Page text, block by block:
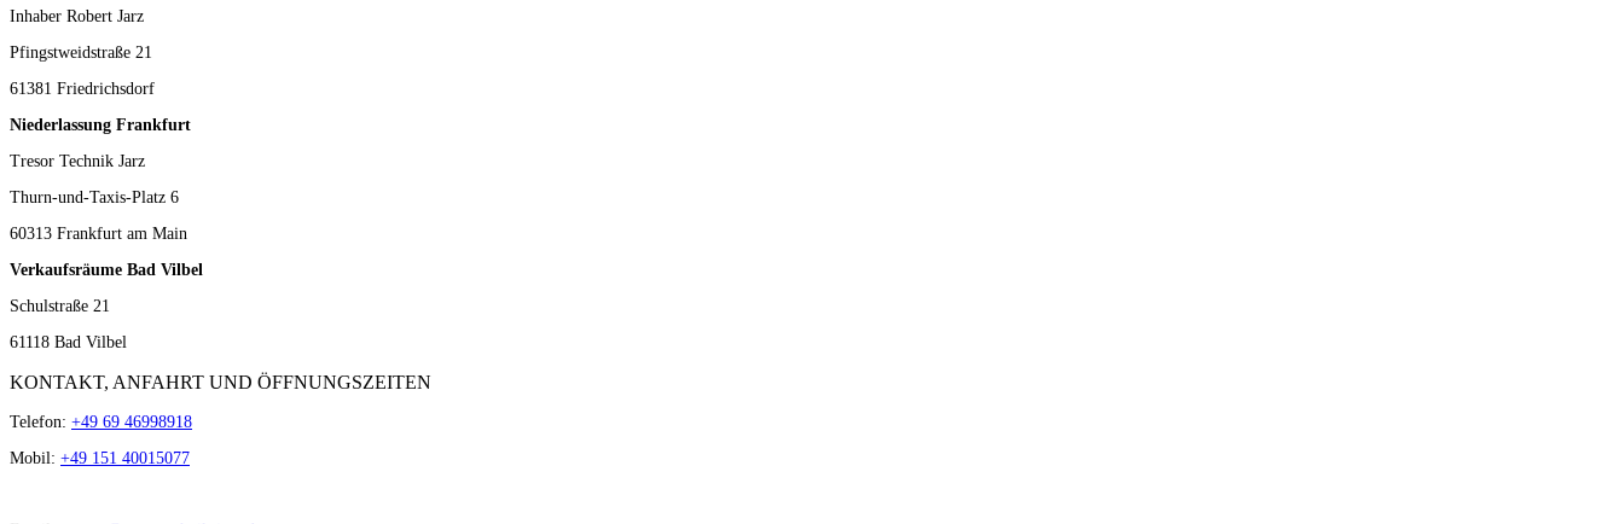
Inhaber Robert Jarz
Pfingstweidstraße 21
61381 Friedrichsdorf
Niederlassung Frankfurt
Tresor Technik Jarz
Thurn-und-Taxis-Platz 6
60313 Frankfurt am Main
Verkaufsräume Bad Vilbel
Schulstraße 21
61118 Bad Vilbel
KONTAKT, ANFAHRT UND ÖFFNUNGSZEITEN
Telefon: +49 69 46998918
Mobil: +49 151 40015077